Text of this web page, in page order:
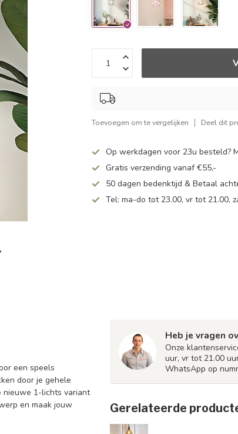
Toevoegen om te vergelijken Deel dit
Op werkdagen voor 23u besteld?
Gratis verzending vanaf €55,-
50 dagen bedenktijd & Betaal
Tel: ma-do tot 23.00, vr tot 21.00,
een speels
door je gehele
nieuwe 1-lichts variant
en maak jouw
Heb je vragen
Onze
uur, vr tot 21.00
WhatsApp op
Gerelateerde